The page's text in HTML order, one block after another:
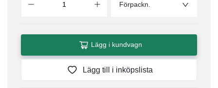
Förpackn.
Lägg i kundvagn
Lägg till i inköpslista